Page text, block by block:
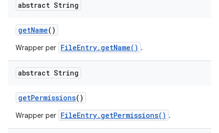
abstract String
getName()
Wrapper per FileEntry.getName() .
abstract String
getPermissions()
Wrapper per FileEntry.getPermissions() .